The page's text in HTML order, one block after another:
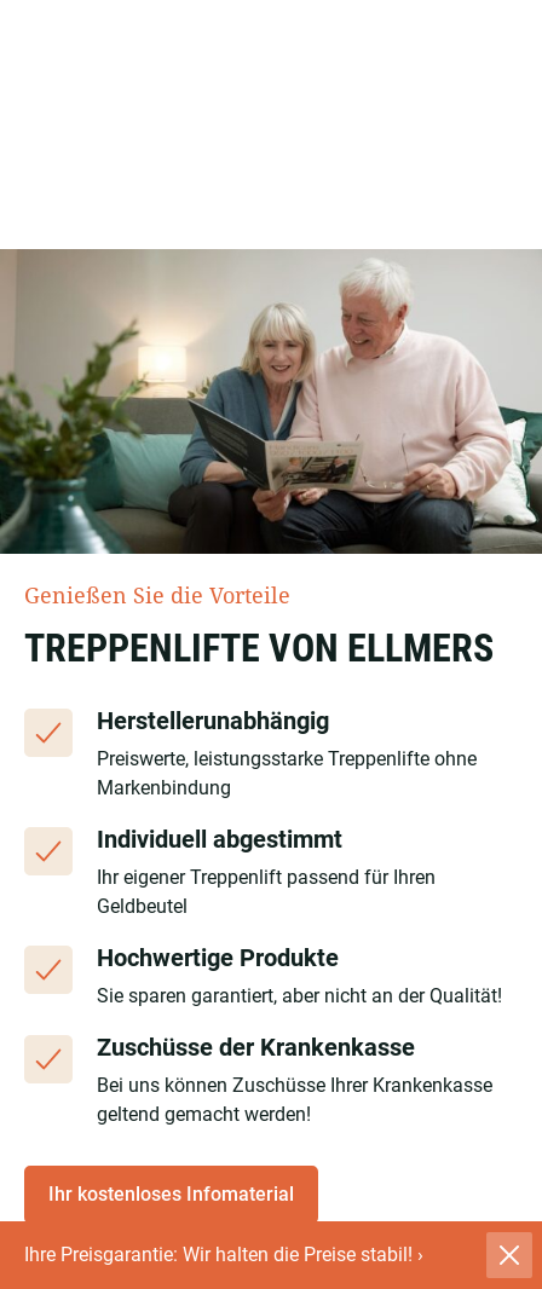
Ihre Preisgarantie: Wir halten die Preise stabil! ›
Genießen Sie die Vorteile
TREPPENLIFTE VON ELLMERS
Herstellerunabhängig
Preiswerte, leistungsstarke Treppenlifte ohne
Markenbindung
Individuell abgestimmt
Ihr eigener Treppenlift passend für Ihren
Geldbeutel
Hochwertige Produkte
Sie sparen garantiert, aber nicht an der Qualität!
Zuschüsse der Krankenkasse
Bei uns können Zuschüsse Ihrer Krankenkasse
geltend gemacht werden!
Ihr kostenloses Infomaterial